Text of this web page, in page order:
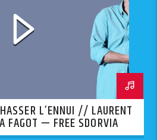
L’ENNUI // LAURENT
FAGOT — FREE SDORVIA